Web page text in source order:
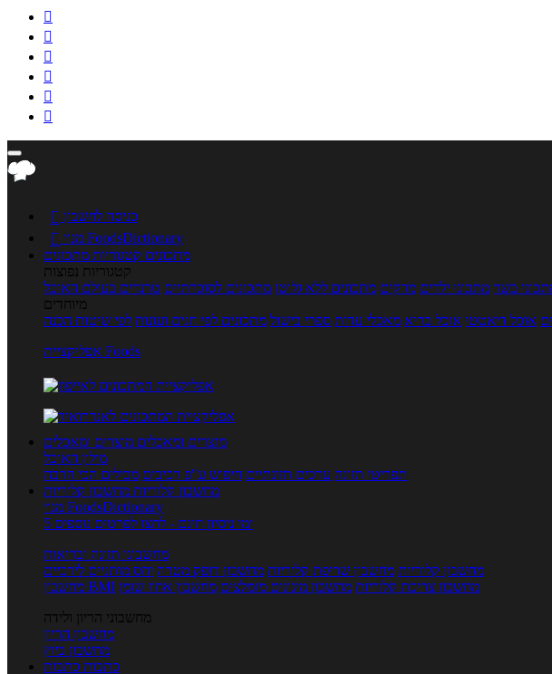






 כניסה לחשבון

מנוי FoodsDictionary
מתכונים קטגוריות מתכונים
קטגוריות נפוצות
בשר מתכוני ילדים מרקים מתכונים ללא גלוטן מתכונים לסוכרתיים טרנדים בעולם האוכל
מיוחדים
אוכל דיאטטי אוכל בריא מאכלי עדות ספרי בישול מתכונים לפי חגים ועונות לפי שיטות הכנה
אפליקציית Foods
מוצרים ומאכלים מוצרים ומאכלים
מילון האוכל
תפריטי תזונה ערכים תזונתיים חיפוש ע"פ רכיבים מכילים הכי הרבה
מחשבון קלוריות מחשבון קלוריות
מנוי FoodsDictionary
5 ימי ניסיון חינם - לחצו לפרטים נוספים
מחשבוני תזונה ובריאות
מחשבון קלוריות מחשבון שריפת קלוריות מחשבון דופק מטרה יחס מותניים לירכיים
מחשבון BMI
מחשבון צריכת קלוריות מחשבון מינונים מומלצים מחשבון אחוז שומן
מחשבוני הריון ולידה
מחשבון הריון
מחשבון ביוץ
כתבות כתבות